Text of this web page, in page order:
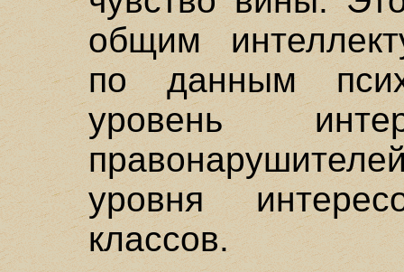
общим
по данным
уровень
уровня
классов.